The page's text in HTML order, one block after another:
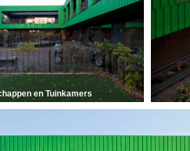
en Tuinkamers